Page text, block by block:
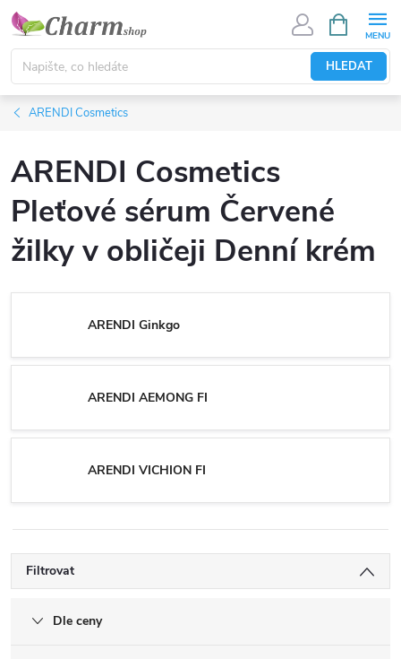
Přejít
obsah
HLEDAT
NÁKUPNÍ
KOŠÍK
ARENDI Cosmetics
ARENDI Cosmetics
Pleťové sérum Červené
žilky v obličeji Denní krém
ARENDI Ginkgo
ARENDI AEMONG FI
ARENDI VICHION FI
Filtrovat
Dle ceny